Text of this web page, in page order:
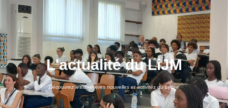
L'actualité du LiJM
Découvrez les dernières nouvelles et activités du Lycée